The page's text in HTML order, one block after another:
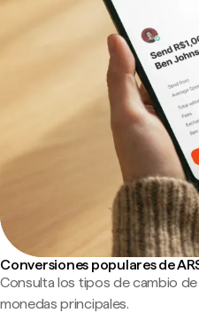
Conversiones populares de
Consulta los tipos de cambio
monedas principales.